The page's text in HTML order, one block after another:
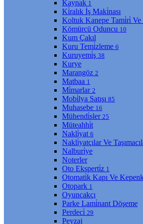
Kaynak 1
Ki̇ralık İş Maki̇nası
Koltuk Kanepe Tami̇ri̇ Ve
Kömürcü Oduncu 10
Kum Çakıl
Kuru Temi̇zleme 6
Kuruyemi̇ş 38
Kurye
Marangöz 2
Matbaa 1
Mi̇marlar 2
Mobi̇lya Satışı 85
Muhasebe 16
Mühendi̇sler 25
Müteahhi̇t
Nakli̇yat 6
Nakli̇yatçılar Ve
Nalburi̇ye
Noterler
Oto Eksperti̇z 1
Otomati̇k Kapı Ve
Otopark 1
Oyuncakçı
Parke Lami̇nant Döşeme
Perdeci̇ 29
Peyzaj